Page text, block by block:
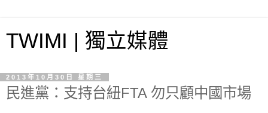
TWIMI | 獨立媒體
2013年10月30日 星期三
民進黨：支持台紐FTA 勿只顧中國市場